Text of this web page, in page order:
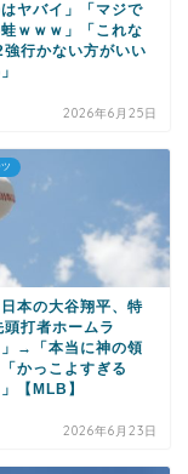
ヤバイ」「マジで
ｗｗｗ」「これな
強行かない方がいい
2026年6月25日
本の大谷翔平、特
打者ホームラ
」→「本当に神の領
かっこよすぎる
【MLB】
2026年6月23日